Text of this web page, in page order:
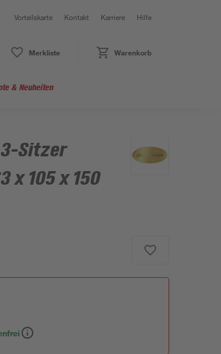
Vorteilskarte Kontakt Karriere Hilfe
Merkliste Warenkorb
& Neuheiten
3-Sitzer
x 105 x 150